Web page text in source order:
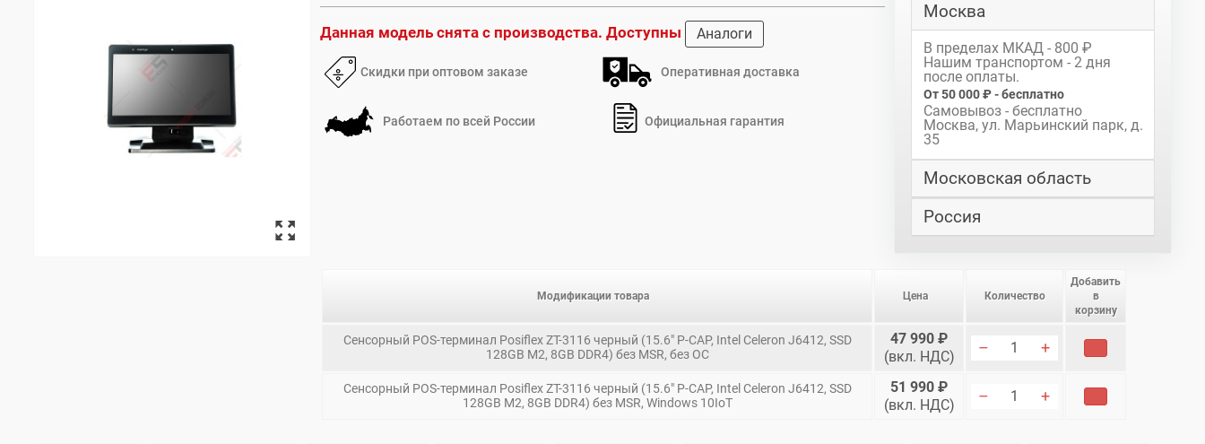
Данная модель снята с производства. Доступны Аналоги
Скидки при оптовом заказе Оперативная доставка
Работаем по всей России Официальная гарантия
Москва
В пределах МКАД - 800 ₽
Нашим транспортом - 2 дня
после оплаты.
От 50 000 ₽ - бесплатно
Самовывоз - бесплатно
Москва, ул. Марьинский парк, д.
35
Московская область
Россия
Модификации товара Цена Количество
Добавить
в
корзину
Сенсорный POS-терминал Posiflex ZT-3116 черный (15.6" P-CAP, Intel Celeron J6412, SSD
128GB M2, 8GB DDR4) без MSR, без ОС
47 990 ₽
(вкл. НДС)
В корзину
Сенсорный POS-терминал Posiflex ZT-3116 черный (15.6" P-CAP, Intel Celeron J6412, SSD
128GB M2, 8GB DDR4) без MSR, Windows 10IoT
51 990 ₽
(вкл. НДС)
В корзину